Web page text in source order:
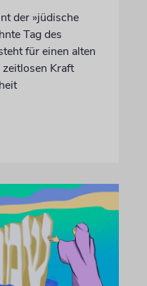
der »jüdische
Tag des
für einen alten
Kraft